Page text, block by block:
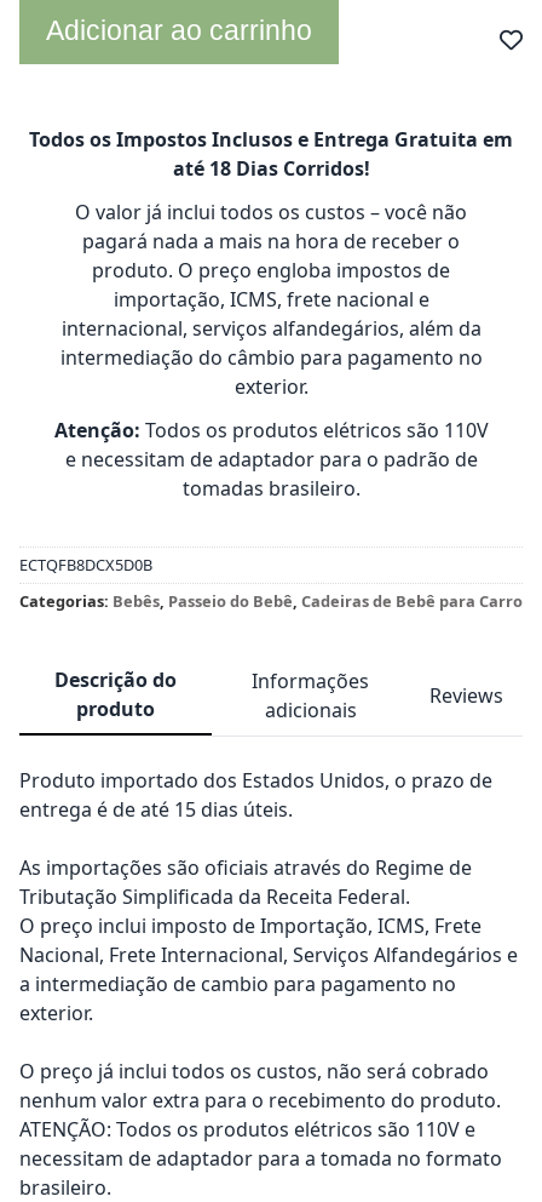
Adicionar ao carrinho
Todos os Impostos Inclusos e Entrega Gratuita em
até 18 Dias Corridos!
O valor já inclui todos os custos – você não
pagará nada a mais na hora de receber o
produto. O preço engloba impostos de
importação, ICMS, frete nacional e
internacional, serviços alfandegários, além da
intermediação do câmbio para pagamento no
exterior.
Atenção: Todos os produtos elétricos são 110V
e necessitam de adaptador para o padrão de
tomadas brasileiro.
ECTQFB8DCX5D0B
Categorias: Bebês, Passeio do Bebê, Cadeiras de Bebê para Carro
Descrição do
produto
Informações
adicionais
Reviews
Produto importado dos Estados Unidos, o prazo de
entrega é de até 15 dias úteis.
As importações são oficiais através do Regime de
Tributação Simplificada da Receita Federal.
O preço inclui imposto de Importação, ICMS, Frete
Nacional, Frete Internacional, Serviços Alfandegários e
a intermediação de cambio para pagamento no
exterior.
O preço já inclui todos os custos, não será cobrado
nenhum valor extra para o recebimento do produto.
ATENÇÃO: Todos os produtos elétricos são 110V e
necessitam de adaptador para a tomada no formato
brasileiro.